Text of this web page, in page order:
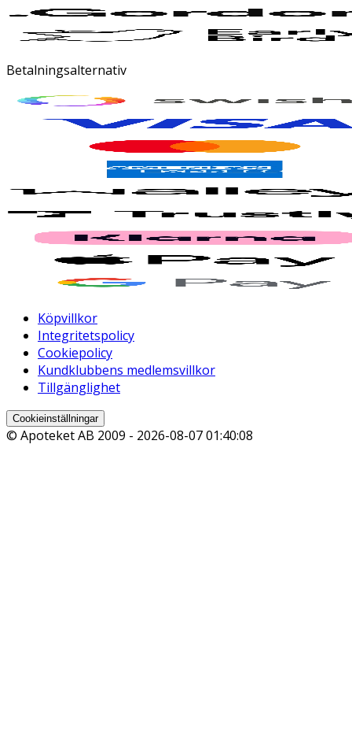
Betalningsalternativ
Köpvillkor
Integritetspolicy
Cookiepolicy
Kundklubbens medlemsvillkor
Tillgänglighet
Cookieinställningar
© Apoteket AB 2009 - 2026-08-07 01:40:08